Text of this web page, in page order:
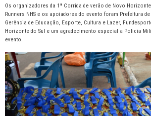
Os organizadores da 1ª Corrida de verão de Novo
Runners NHS e os apoiadores do evento foram Prefeitura
Gerência de Educação, Esporte, Cultura e Lazer,
Horizonte do Sul e um agradecimento especial a Policia
evento.